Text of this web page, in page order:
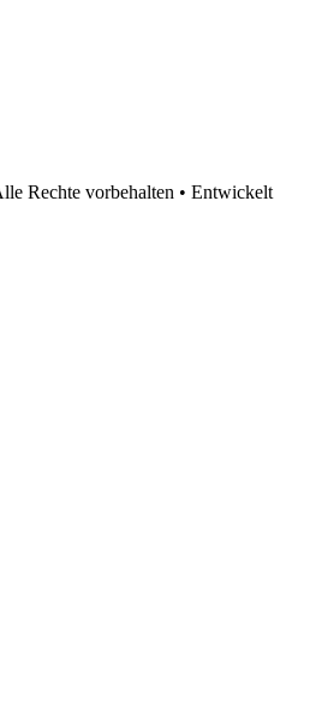
Rechte vorbehalten • Entwickelt